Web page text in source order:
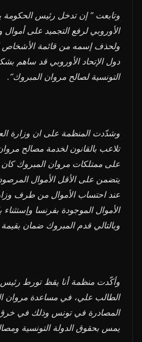
وتابعت ” إن تدخل رئيس الحكومة
الأوروبي لرفع التجميد على
ولحذف إسمه من قائمة الأشخاص
دول الإتحاد الأوروبي قد ساهم
التونسية لصالح مروان المبروك”.
وشدّدت المنظمة على ان وزارة
تلاعب بالقانون لخدمة مصالح
على ممتلكات مروان المبروك
يتضمن على الأقل الأموال
عند احتساب الأموال من طرف
الأموال الموجودة بفرنسا
وبالتالي قدم المبروك ضمان بقيمة 7 مليون اورو فقط.
وأكّدت منظمة أنا يقظ تورط رئيس
الطالب علي، في مساعدة مروان
المصادرة في تونس وذلك في
يمس بحقوق الدولة التونسية